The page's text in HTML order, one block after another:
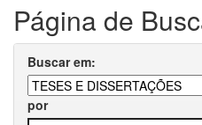
Página de
Buscar em:
por